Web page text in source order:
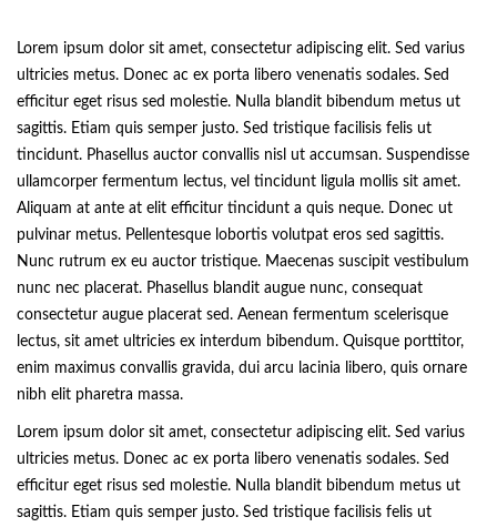
Lorem ipsum dolor sit amet, consectetur adipiscing elit. Sed varius
ultricies metus. Donec ac ex porta libero venenatis sodales. Sed
efficitur eget risus sed molestie. Nulla blandit bibendum metus ut
sagittis. Etiam quis semper justo. Sed tristique facilisis felis ut
tincidunt. Phasellus auctor convallis nisl ut accumsan. Suspendisse
ullamcorper fermentum lectus, vel tincidunt ligula mollis sit amet.
Aliquam at ante at elit efficitur tincidunt a quis neque. Donec ut
pulvinar metus. Pellentesque lobortis volutpat eros sed sagittis.
Nunc rutrum ex eu auctor tristique. Maecenas suscipit vestibulum
nunc nec placerat. Phasellus blandit augue nunc, consequat
consectetur augue placerat sed. Aenean fermentum scelerisque
lectus, sit amet ultricies ex interdum bibendum. Quisque porttitor,
enim maximus convallis gravida, dui arcu lacinia libero, quis ornare
nibh elit pharetra massa.
Lorem ipsum dolor sit amet, consectetur adipiscing elit. Sed varius
ultricies metus. Donec ac ex porta libero venenatis sodales. Sed
efficitur eget risus sed molestie. Nulla blandit bibendum metus ut
sagittis. Etiam quis semper justo. Sed tristique facilisis felis ut